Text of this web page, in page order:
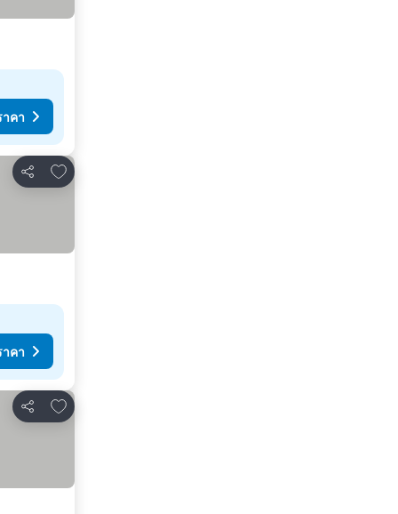
คา
แชร์
เพิ่มในรายการโปรด
คา
แชร์
เพิ่มในรายการโปรด